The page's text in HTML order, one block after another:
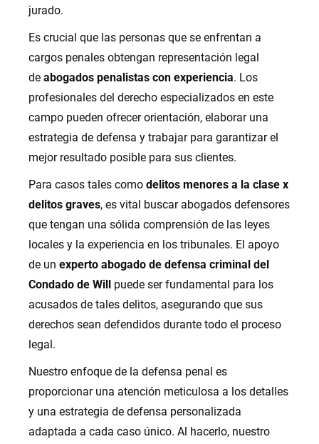
jurado.
Es crucial que las personas que se enfrentan a
cargos penales obtengan representación legal
de abogados penalistas con experiencia. Los
profesionales del derecho especializados en este
campo pueden ofrecer orientación, elaborar una
estrategia de defensa y trabajar para garantizar el
mejor resultado posible para sus clientes.
Para casos tales como delitos menores a la clase x
delitos graves, es vital buscar abogados defensores
que tengan una sólida comprensión de las leyes
locales y la experiencia en los tribunales. El apoyo
de un experto abogado de defensa criminal del
Condado de Will puede ser fundamental para los
acusados de tales delitos, asegurando que sus
derechos sean defendidos durante todo el proceso
legal.
Nuestro enfoque de la defensa penal es
proporcionar una atención meticulosa a los detalles
y una estrategia de defensa personalizada
adaptada a cada caso único. Al hacerlo, nuestro